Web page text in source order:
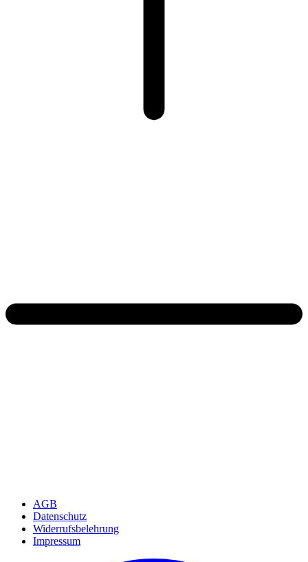
AGB
Datenschutz
Widerrufsbelehrung
Impressum